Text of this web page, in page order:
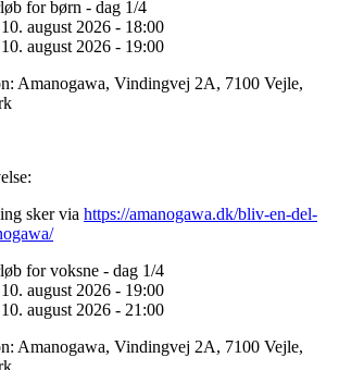
for børn - dag 1/4
10. august 2026 - 18:00
10. august 2026 - 19:00
Amanogawa, Vindingvej 2A, 7100 Vejle,
sker via https://amanogawa.dk/bliv-en-del-
for voksne - dag 1/4
10. august 2026 - 19:00
10. august 2026 - 21:00
Amanogawa, Vindingvej 2A, 7100 Vejle,